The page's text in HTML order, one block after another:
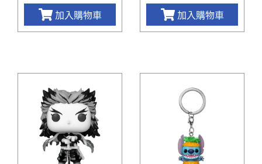
加入購物車 加入購物車